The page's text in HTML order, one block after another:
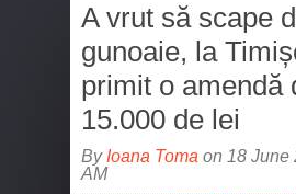
A vrut să scape
gunoaie, la
primit o amendă
15.000 de lei
By Ioana Toma on 18 June
AM